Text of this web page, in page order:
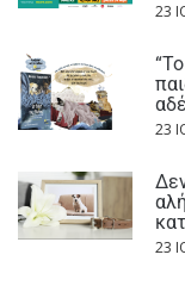
23
23
23